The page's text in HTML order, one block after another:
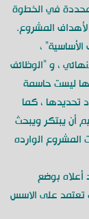
المحددة في الخطوة
المشروع.
،
، و "الوظائف
ليست حاسمة
تحديدها ، كما
أن يبتكر ويبحث
الوارده
أعلاه بوضع
تعتمد على الاسس